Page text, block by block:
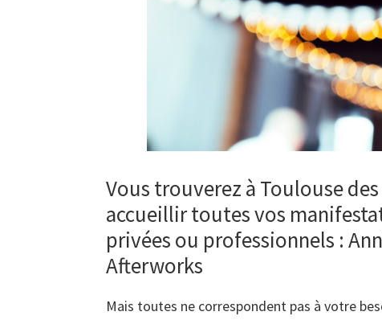
Vous trouverez à Toulouse
accueillir toutes vos
privées ou professionnels :
Afterworks
Mais toutes ne correspondent pas à votre